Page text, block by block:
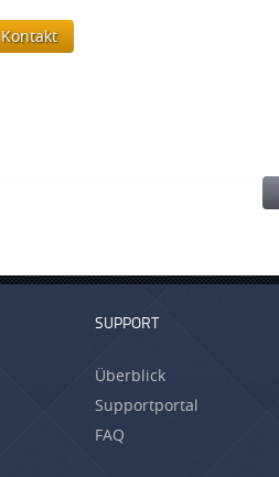
Kontakt
SUPPORT
Überblick
Supportportal
FAQ